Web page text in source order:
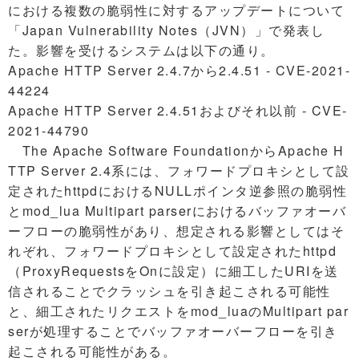
における複数の脆弱性に対するアップデートについて
「Japan Vulnerability Notes（JVN）」で発表し
た。影響を受けるシステムは以下の通り。
Apache HTTP Server 2.4.7から2.4.51 - CVE-2021-
44224
Apache HTTP Server 2.4.51およびそれ以前 - CVE-
2021-44790
The Apache Software FoundationからApache H
TTP Server 2.4系には、フォワードプロキシとして設
定されたhttpdにおけるNULLポインタ逆参照の脆弱性
とmod_lua Multipart parserにおけるバッファオーバ
ーフローの脆弱性があり、想定される影響としてはそ
れぞれ、フォワードプロキシとして設定されたhttpd
（ProxyRequestsをOnに設定）に細工したURIを送
信されることでクラッシュを引き起こされる可能性
と、細工されたリクエストをmod_luaのMultipart par
serが処理することでバッファオーバーフローを引き
起こされる可能性がある。